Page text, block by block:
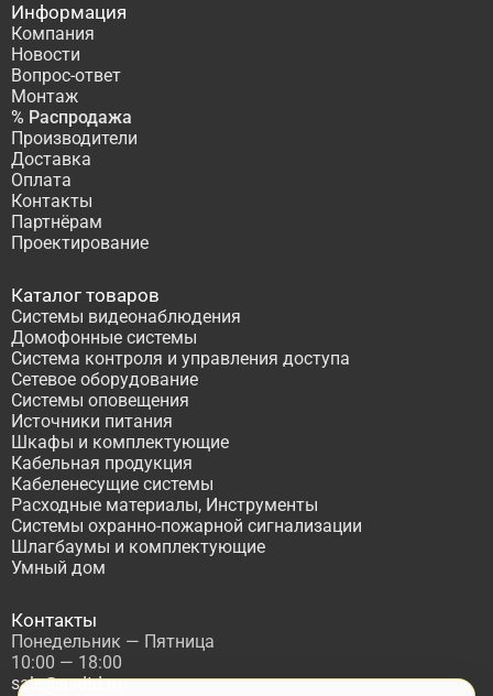
Информация
Компания
Новости
Вопрос-ответ
Монтаж
% Распродажа
Производители
Доставка
Оплата
Контакты
Партнёрам
Проектирование
Каталог товаров
Системы видеонаблюдения
Домофонные системы
Система контроля и управления доступа
Сетевое оборудование
Системы оповещения
Источники питания
Шкафы и комплектующие
Кабельная продукция
Кабеленесущие системы
Расходные материалы, Инструменты
Системы охранно-пожарной сигнализации
Шлагбаумы и комплектующие
Умный дом
Контакты
Понедельник — Пятница
10:00 — 18:00
sale@asdtd.ru